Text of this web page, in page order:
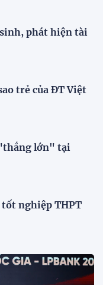
về sau chiến
Việt Nam
nay (29/7) bất